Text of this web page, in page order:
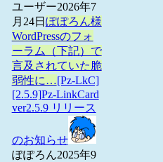
ユーザー2026年7
月24日 ぽぽろん様
WordPressのフォ
ーラム（下記）で
言及されていた脆
弱性に…[Pz-LkC]
[2.5.9]Pz-LinkCard
ver2.5.9 リリース
のお知らせ
ぽぽろん2025年9